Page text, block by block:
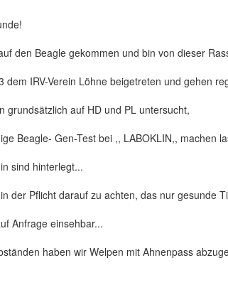
den Beagle gekommen und bin von dieser
dem IRV-Verein Löhne beigetreten und gehen
grundsätzlich auf HD und PL untersucht,
Beagle- Gen-Test bei ,, LABOKLIN,, machen
sind hinterlegt...
der Pflicht darauf zu achten, das nur gesunde
Anfrage einsehbar...
haben wir Welpen mit Ahnenpass